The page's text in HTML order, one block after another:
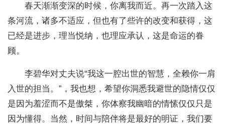
春天渐渐变深的时候，你离我而近。再一次踏入这
条河流，诸多不适应，但也有了些许的改变和获得，这
已经是进步，理当悦纳，也理应承认，这是命运的眷
顾。
李碧华对丈夫说“我这一腔出世的智慧，全赖你一肩
入世的担当。”，我也想，希望你洞悉我避世的隐情仅仅
是因为羞涩而不是傲桀，你体察我幽暗的情愫仅仅只是
因为懂得。当然，时间与陪伴将是最好的明证，我们要